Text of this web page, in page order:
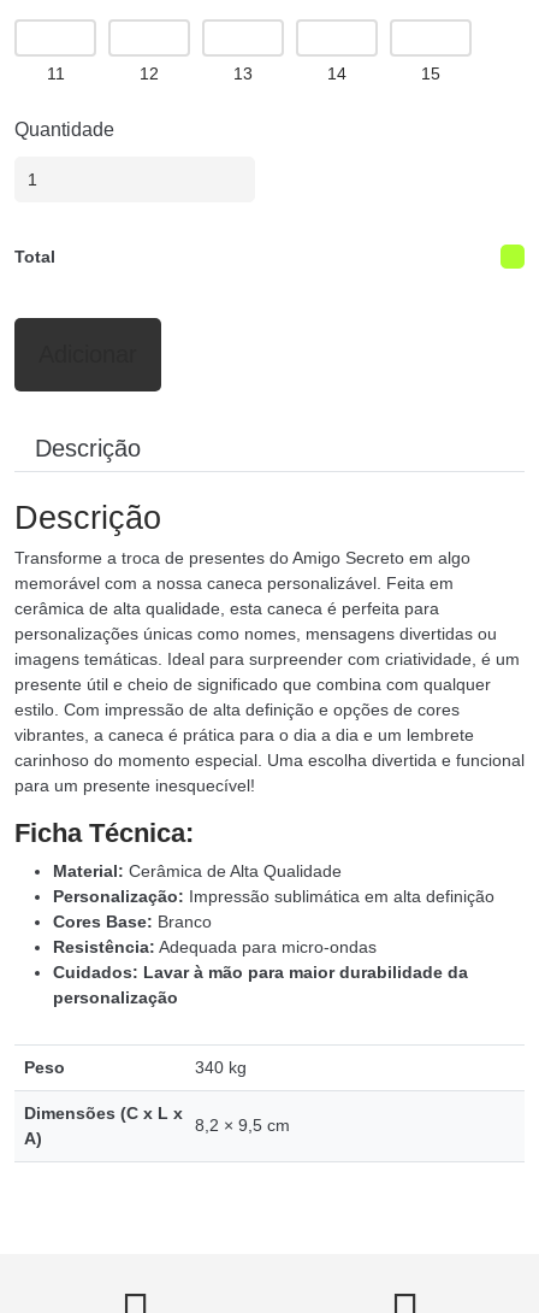
11 12 13 14 15
Quantidade
Total
Descrição
Descrição
Transforme a troca de presentes do Amigo Secreto em algo
memorável com a nossa caneca personalizável. Feita em
cerâmica de alta qualidade, esta caneca é perfeita para
personalizações únicas como nomes, mensagens divertidas ou
imagens temáticas. Ideal para surpreender com criatividade, é um
presente útil e cheio de significado que combina com qualquer
estilo. Com impressão de alta definição e opções de cores
vibrantes, a caneca é prática para o dia a dia e um lembrete
carinhoso do momento especial. Uma escolha divertida e funcional
para um presente inesquecível!
Ficha Técnica:
Material: Cerâmica de Alta Qualidade
Personalização: Impressão sublimática em alta definição
Cores Base: Branco
Resistência: Adequada para micro-ondas
Cuidados: Lavar à mão para maior durabilidade da
personalização
Peso 340 kg
Dimensões (C x L x
A)
8,2 × 9,5 cm